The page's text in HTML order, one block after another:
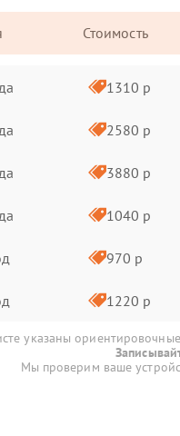
Стоимость
1310 р
2580 р
3880 р
1040 р
970 р
1220 р
указаны
Мы проверим ваше